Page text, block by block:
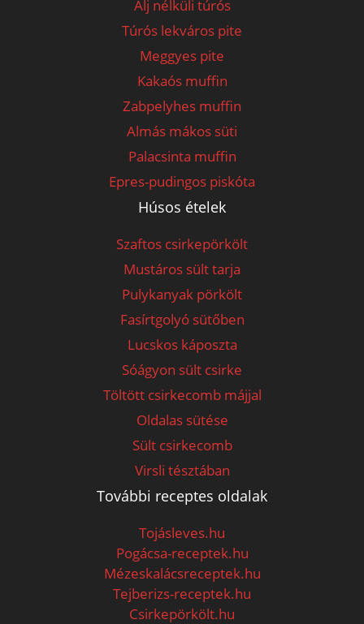
Alj nélküli túrós
Túrós lekváros pite
Meggyes pite
Kakaós muffin
Zabpelyhes muffin
Almás mákos süti
Palacsinta muffin
Epres-pudingos piskóta
Húsos ételek
Szaftos csirkepörkölt
Mustáros sült tarja
Pulykanyak pörkölt
Fasírtgolyó sütőben
Lucskos káposzta
Sóágyon sült csirke
Töltött csirkecomb májjal
Oldalas sütése
Sült csirkecomb
Virsli tésztában
További receptes oldalak
Tojásleves.hu
Pogácsa-receptek.hu
Mézeskalácsreceptek.hu
Tejberizs-receptek.hu
Csirkepörkölt.hu